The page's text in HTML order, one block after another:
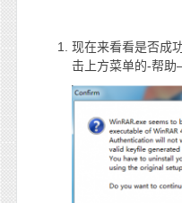
现在来看看是否成
击上方菜单的-帮助